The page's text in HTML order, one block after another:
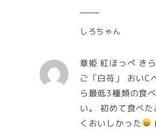
しろちゃん
章姫 紅ほっぺ き
ご「白苺」 おいC
ら最低3種類の食
い。 初めて食べ
くおいしかった